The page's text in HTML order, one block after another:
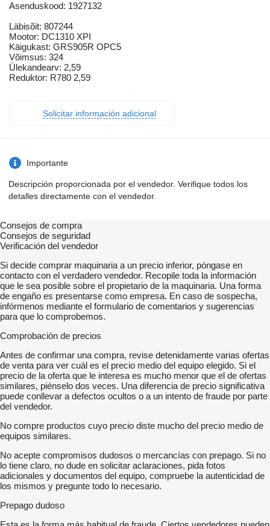
Asenduskood: 1927132
Läbisõit: 807244
Mootor: DC1310 XPI
Käigukast: GRS905R OPC5
Võimsus: 324
Ülekandearv: 2,59
Reduktor: R780 2,59
Solicitar información adicional
Importante
Descripción proporcionada por el vendedor. Verifique todos los
detalles directamente con el vendedor.
Consejos de compra
Consejos de seguridad
Verificación del vendedor
Si decide comprar maquinaria a un precio inferior, póngase en
contacto con el verdadero vendedor. Recopile toda la información
que le sea posible sobre el propietario de la maquinaria. Una forma
de engaño es presentarse como empresa. En caso de sospecha,
infórmenos mediante el formulario de comentarios y sugerencias
para que lo comprobemos.
Comprobación de precios
Antes de confirmar una compra, revise detenidamente varias ofertas
de venta para ver cuál es el precio medio del equipo elegido. Si el
precio de la oferta que le interesa es mucho menor que el de ofertas
similares, piénselo dos veces. Una diferencia de precio significativa
puede conllevar a defectos ocultos o a un intento de fraude por parte
del vendedor.
No compre productos cuyo precio diste mucho del precio medio de
equipos similares.
No acepte compromisos dudosos o mercancías con prepago. Si no
lo tiene claro, no dude en solicitar aclaraciones, pida fotos
adicionales y documentos del equipo, compruebe la autenticidad de
los mismos y pregunte todo lo necesario.
Prepago dudoso